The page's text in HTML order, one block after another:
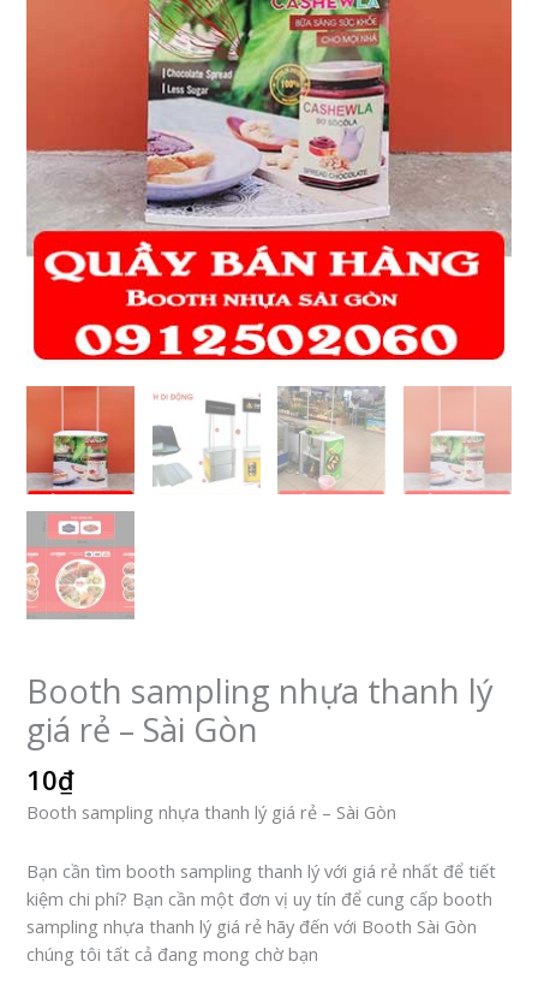
Booth sampling nhựa thanh lý
giá rẻ – Sài Gòn
10₫
Booth sampling nhựa thanh lý giá rẻ – Sài Gòn
Bạn cần tìm booth sampling thanh lý với giá rẻ nhất để tiết
kiệm chi phí? Bạn cần một đơn vị uy tín để cung cấp booth
sampling nhựa thanh lý giá rẻ hãy đến với Booth Sài Gòn
chúng tôi tất cả đang mong chờ bạn